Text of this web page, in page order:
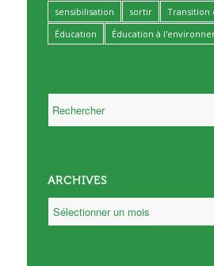
sensibilisation
sortir
Transition
Éducation
Éducation à
ARCHIVES